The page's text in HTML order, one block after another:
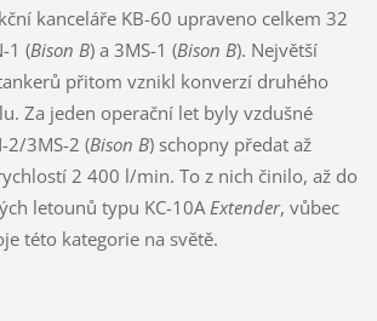
kanceláře KB-60 upraveno celkem 32
1 (Bison B) a 3MS-1 (Bison B). Největší
přitom vznikl konverzí druhého
Za jeden operační let byly vzdušné
2/3MS-2 (Bison B) schopny předat až
2 400 l/min. To z nich činilo, až do
letounů typu KC-10A Extender, vůbec
této kategorie na světě.